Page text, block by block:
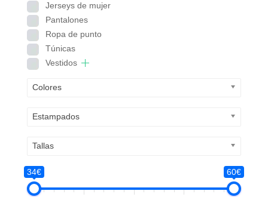
Jerseys de mujer
Pantalones
Ropa de punto
Túnicas
Vestidos
Colores
Estampados
Tallas
34€ 60€